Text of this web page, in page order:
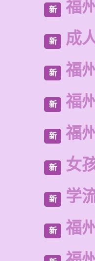
新 福
新 成
新 福
新 福
新 福
新 女
新 学
新 福